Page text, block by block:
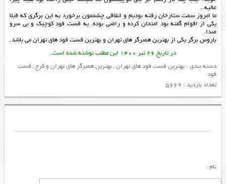
عالیه..
ما امروز سمت ستارخان رفته بودیم و اتفاقی چشممون برخورد به این برگری که قبلا
یکی از اقوام گفته بود امتحان کرده و راضی بوده. یه فست فود کوچیک و بی سرو
صدا.
باروس برگر یکی از بهترین همبرگر های تهرانو بهترین فست فود های تهرانمی باشد.
در تاریخ 26 تیر 1400 این مطلب نوشته شده است.
دسته بندی : بهترین فست فود های تهران,بهترین همبرگر های تهران و کرج, فست
فود
تعداد بازدید : 5669
نام :